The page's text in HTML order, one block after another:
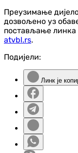
Преузимање
дозвољено уз
постављање линка
atvbl.rs.
Подијели:
Линк је